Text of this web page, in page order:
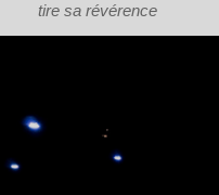
tire sa révérence